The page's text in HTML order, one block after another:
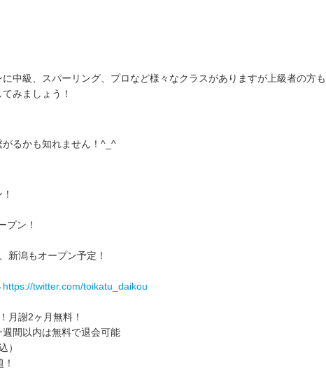
中級、スパーリング、プロなど様々なクラスがありますが上級者の方も
みましょう！
るかも知れません！^_^
プン！
新潟もオープン予定！
https://twitter.com/toikatu_daikou
月謝2ヶ月無料！
間以内は無料で退会可能
）